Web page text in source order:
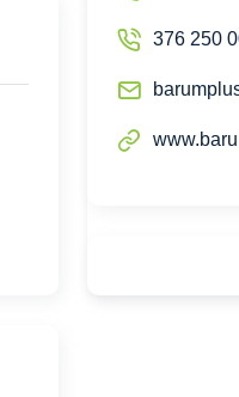
376 250